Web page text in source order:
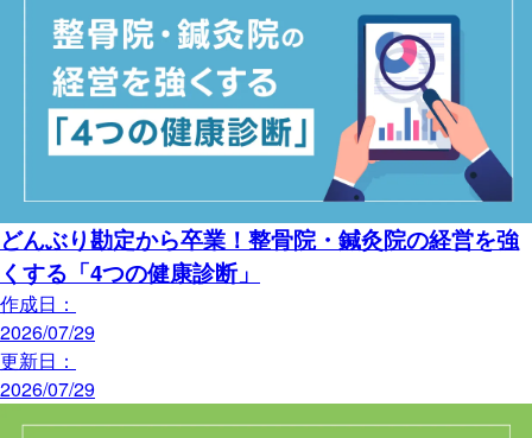
どんぶり勘定から卒業！整骨院・鍼灸院の経営を強
くする「4つの健康診断」
作成日：
2026/07/29
更新日：
2026/07/29